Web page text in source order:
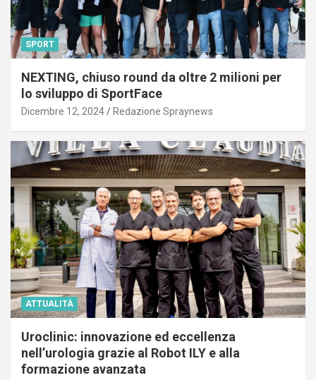
SPORT
NEXTING, chiuso round da oltre 2 milioni per
lo sviluppo di SportFace
Dicembre 12, 2024 Redazione Spraynews
ATTUALITÀ
Uroclinic: innovazione ed eccellenza
nell’urologia grazie al Robot ILY e alla
formazione avanzata